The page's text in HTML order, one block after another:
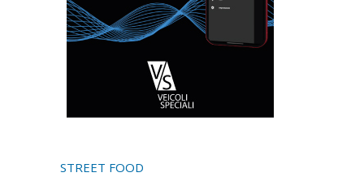
STREET FOOD